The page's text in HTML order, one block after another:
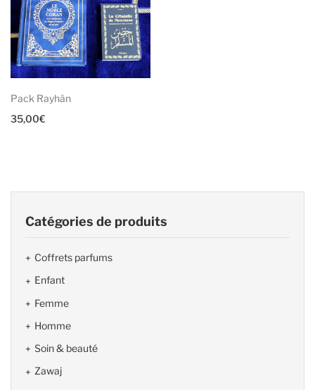
Pack Rayhân
35,00€
Catégories de produits
Coffrets parfums
Enfant
Femme
Homme
Soin & beauté
Zawaj